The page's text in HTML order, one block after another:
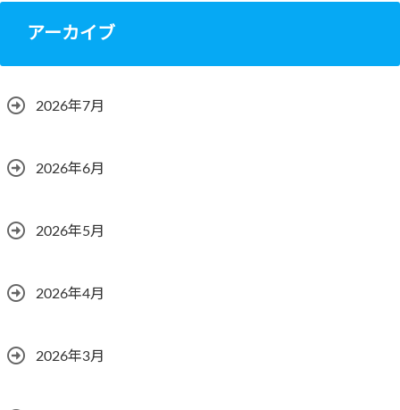
アーカイブ
2026年7月
2026年6月
2026年5月
2026年4月
2026年3月